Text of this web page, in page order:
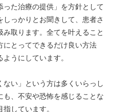
た治療の提供」を方針として
っかりとお聞きして、患者さ
取ります。全てを叶えること
にとってできるだけ良い方法
うにしています。
ない」という方は多くいらっし
も、不安や恐怖を感じることな
しています。